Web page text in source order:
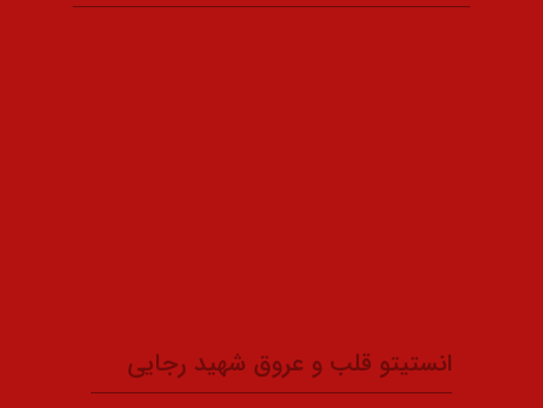
انستیتو قلب و عروق شهید رجایی